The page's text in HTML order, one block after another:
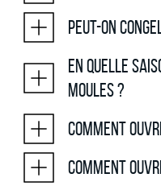
Peut-on
En quelle
moules ?
Comment
Comment